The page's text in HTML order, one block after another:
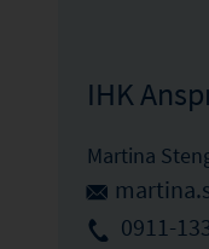
IHK
Martina
0911-